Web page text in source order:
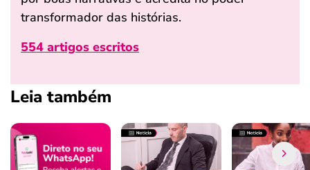
transformador das histórias.
554 artigos escritos
Leia também